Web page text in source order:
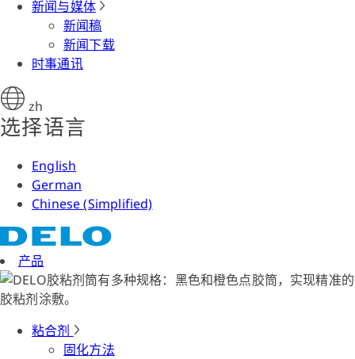
新闻与媒体
新闻稿
新闻下载
时事通讯
zh
选择语言
English
German
Chinese (Simplified)
产品
粘合剂
固化方法